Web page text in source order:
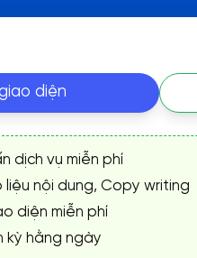
diện
dịch vụ miễn phí
liệu nội dung, Copy writing
diện miễn phí
kỳ hằng ngày